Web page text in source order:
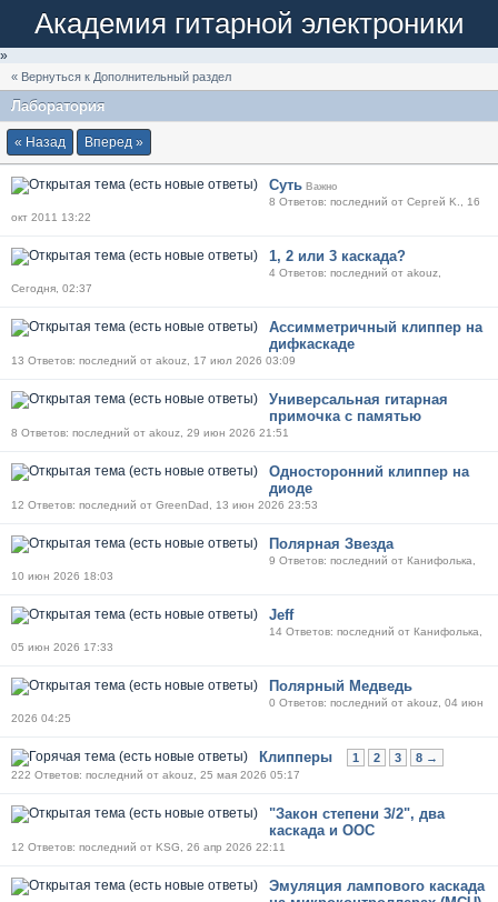
Академия гитарной электроники
»
« Вернуться к Дополнительный раздел
Лаборатория
« Назад Вперед »
Суть Важно
8 Ответов: последний от Сергей K., 16
окт 2011 13:22
1, 2 или 3 каскада?
4 Ответов: последний от akouz,
Сегодня, 02:37
Ассимметричный клиппер на
дифкаскаде
13 Ответов: последний от akouz, 17 июл 2026 03:09
Универсальная гитарная
примочка с памятью
8 Ответов: последний от akouz, 29 июн 2026 21:51
Односторонний клиппер на
диоде
12 Ответов: последний от GreenDad, 13 июн 2026 23:53
Полярная Звезда
9 Ответов: последний от Канифолька,
10 июн 2026 18:03
Jeff
14 Ответов: последний от Канифолька,
05 июн 2026 17:33
Полярный Медведь
0 Ответов: последний от akouz, 04 июн
2026 04:25
Клипперы 1 2 3 8 →
222 Ответов: последний от akouz, 25 мая 2026 05:17
"Закон степени 3/2", два
каскада и ООС
12 Ответов: последний от KSG, 26 апр 2026 22:11
Эмуляция лампового каскада